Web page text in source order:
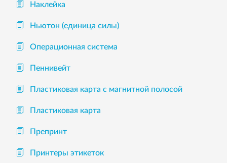
Наклейка
Ньютон (единица силы)
Операционная система
Пеннивейт
Пластиковая карта с магнитной полосой
Пластиковая карта
Препринт
Принтеры этикеток